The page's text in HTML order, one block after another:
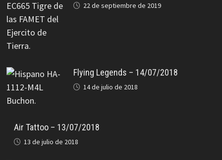
22 de septiembre de 2019
Flying Legends – 14/07/2018
14 de julio de 2018
Air Tattoo – 13/07/2018
13 de julio de 2018